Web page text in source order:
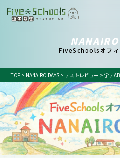
NANAIRO
FiveSchoolsオフィ
TOP > NANAIRO DAYS > テストレビュー > 学テ